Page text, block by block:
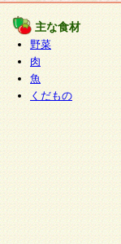
主な食材
野菜
肉
魚
くだもの